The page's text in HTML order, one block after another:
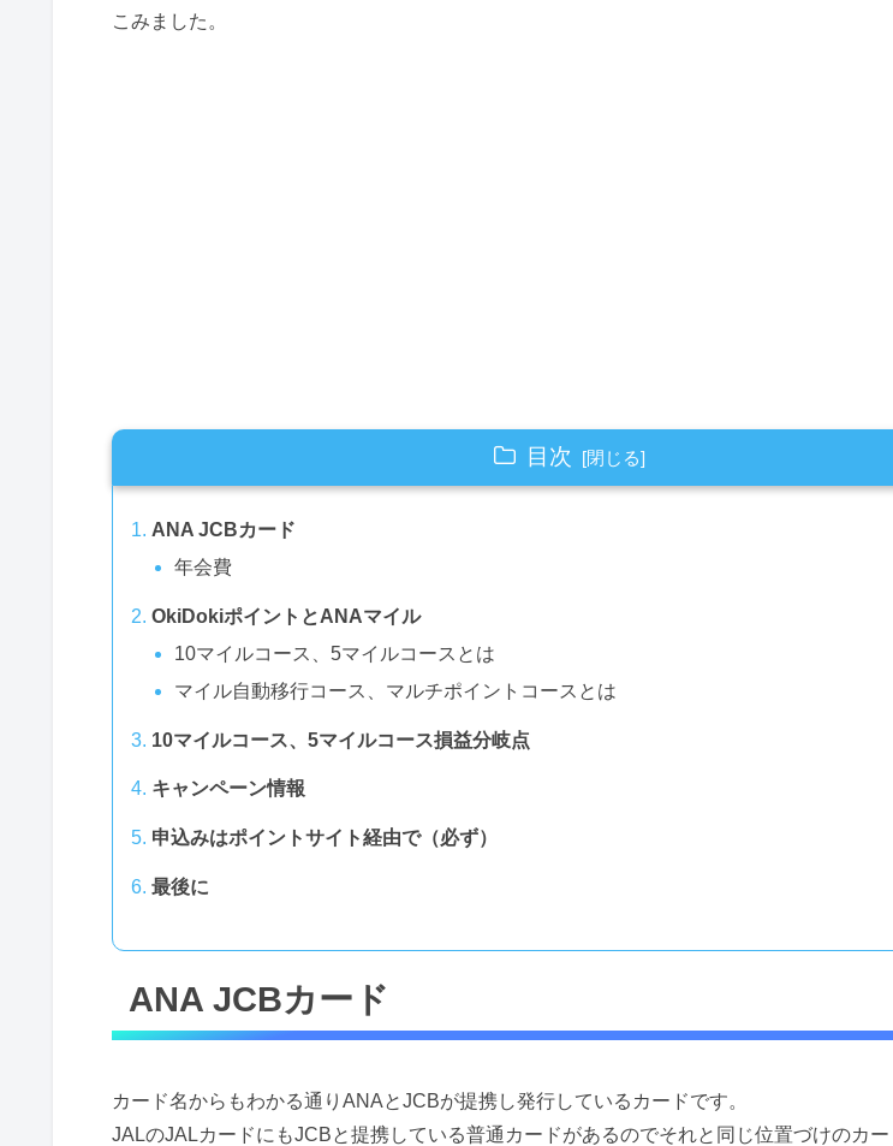
こみました。
目次
ANA JCBカード
年会費
OkiDokiポイントとANAマイル
10マイルコース、5マイルコースとは
マイル自動移行コース、マルチポイントコースとは
10マイルコース、5マイルコース損益分岐点
キャンペーン情報
申込みはポイントサイト経由で（必ず）
最後に
ANA JCBカード
カード名からもわかる通りANAとJCBが提携し発行しているカードです。
JALのJALカードにもJCBと提携している普通カードがあるのでそれと同じ位置づけのカ